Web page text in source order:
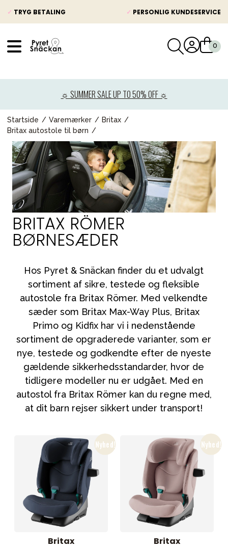
✓ TRYG BETALING ✓ PERSONLIG KUNDESERVICE
☼ SUMMER SALE UP TO 50% OFF ☼
Startside Varemærker
Britax
Britax autostole til børn
BRITAX RÖMER
BØRNESÆDER
Hos Pyret & Snäckan finder du et udvalgt
sortiment af sikre, testede og fleksible
autostole fra Britax Römer. Med velkendte
sæder som Britax Max-Way Plus, Britax
Primo og Kidfix har vi i nedenstående
sortiment de opgraderede varianter, som er
nye, testede og godkendte efter de nyeste
gældende sikkerhedsstandarder, hvor de
tidligere modeller nu er udgået. Med en
autostol fra Britax Römer kan du regne med,
at dit barn rejser sikkert under transport!
Britax Britax
Barnevogne
Autostole
Babypakke
Baby
Legetøj og spil
Mor & Far
Møbler & sengetøj
Tilbehør
Reservedele
Kampagner
Tips til gaver
Vores favoritter
Mærker
Sol og svømning Outlet
Guide
Kontakt os på
Vores butik